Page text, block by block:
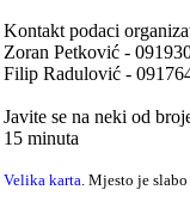
Kontakt podaci
Zoran Petković -
Filip Radulović -
Javite se na neki od
15 minuta
Velika karta. Mjesto je